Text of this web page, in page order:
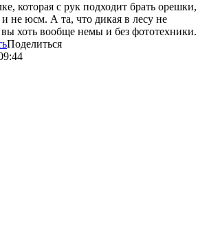
которая с рук подходит брать орешки,
не юсм. А та, что дикая в лесу не
хоть вообще немы и без фототехники.
Поделиться